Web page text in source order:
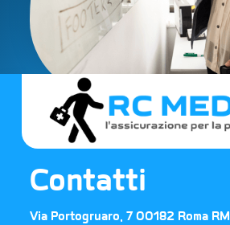
Contatti
Via Portogruaro, 7 00182 Roma RM